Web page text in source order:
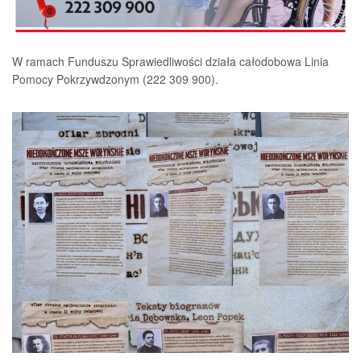
W ramach Funduszu Sprawiedliwości działa całodobowa Linia
Pomocy Pokrzywdzonym (222 309 900).